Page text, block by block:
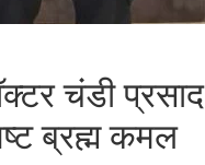
चंडी प्रसाद
ब्रह्म कमल